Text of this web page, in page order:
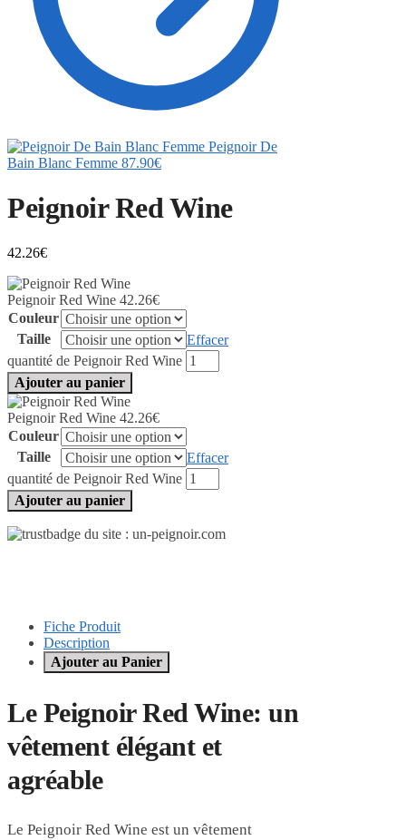
Peignoir De
Bain Blanc Femme 87.90€
Peignoir Red Wine
42.26€
Peignoir Red Wine 42.26€
Couleur
Taille
Effacer
quantité de Peignoir Red Wine
Ajouter au panier
Peignoir Red Wine 42.26€
Couleur
Taille
Effacer
quantité de Peignoir Red Wine
Ajouter au panier
Fiche Produit
Description
Ajouter au Panier
Le Peignoir Red Wine: un
vêtement élégant et
agréable
Le Peignoir Red Wine est un vêtement